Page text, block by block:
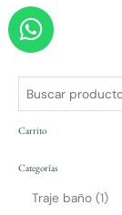
W
h
a
t
s
a
p
p
Carrito
Categorías
Traje baño 1